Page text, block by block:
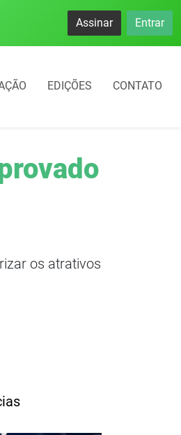
em 10 dias em Frederico
Assinar Entrar
EDIÇÕES CONTATO
os atrativos